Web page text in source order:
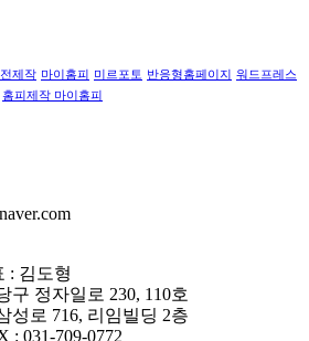
제작 마이홈피 미르포토 반응형홈페이지
워드프레스
홈피제작 마이홈피
김도형
정자일로 230, 110호
로 716, 리임빌딩 2층
031-709-0772